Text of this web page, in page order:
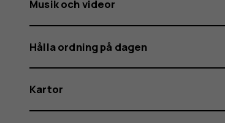
Musik och videor
Hålla ordning på dagen
Kartor